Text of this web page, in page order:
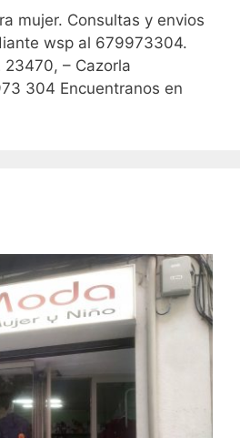
mujer. Consultas y envios
wsp al 679973304.
23470, – Cazorla
304 Encuentranos en